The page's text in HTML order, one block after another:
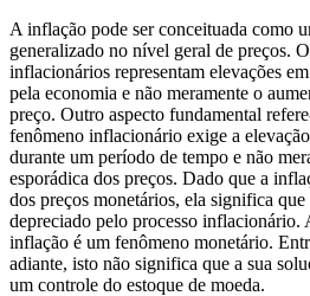
A inflação pode ser conceituada como
generalizado no nível geral de preços.
inflacionários representam elevações
pela economia e não meramente o
preço. Outro aspecto fundamental
fenômeno inflacionário exige a
durante um período de tempo e não
esporádica dos preços. Dado que a
dos preços monetários, ela significa
depreciado pelo processo inflacionário.
inflação é um fenômeno monetário.
adiante, isto não significa que a sua
um controle do estoque de moeda.